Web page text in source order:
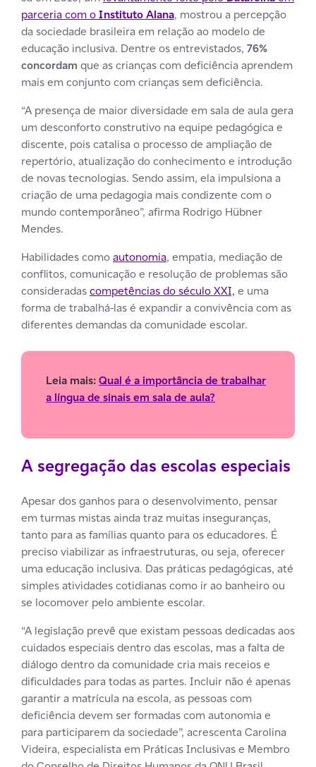
parceria com oInstituto Alana, mostrou a percepção
da sociedade brasileira em relação ao modelo de
educação inclusiva. Dentre os entrevistados, 76%
concordam que as crianças com deficiência aprendem
mais em conjunto com crianças sem deficiência.
“A presença de maior diversidade em sala de aula gera
um desconforto construtivo na equipe pedagógica e
discente, pois catalisa o processo de ampliação de
repertório, atualização do conhecimento e introdução
de novas tecnologias. Sendo assim, ela impulsiona a
criação de uma pedagogia mais condizente com o
mundo contemporâneo”, afirma Rodrigo Hübner
Mendes.
Habilidades comoautonomia, empatia, mediação de
conflitos, comunicação e resolução de problemas são
consideradascompetências do século XXI, e uma
forma de trabalhá-las é expandir a convivência com as
diferentes demandas da comunidade escolar.
Leia mais:Qual é a importância de trabalhar
a língua de sinais em sala de aula?
A segregação das escolas especiais
Apesar dos ganhos para o desenvolvimento, pensar
em turmas mistas ainda traz muitas inseguranças,
tanto para as famílias quanto para os educadores. É
preciso viabilizar as infraestruturas, ou seja, oferecer
uma educação inclusiva. Das práticas pedagógicas, até
simples atividades cotidianas como ir ao banheiro ou
se locomover pelo ambiente escolar.
“A legislação prevê que existam pessoas dedicadas aos
cuidados especiais dentro das escolas, mas a falta de
diálogo dentro da comunidade cria mais receios e
dificuldades para todas as partes. Incluir não é apenas
garantir a matrícula na escola, as pessoas com
deficiência devem ser formadas com autonomia e
para participarem da sociedade”, acrescenta Carolina
Videira, especialista em Práticas Inclusivas e Membro